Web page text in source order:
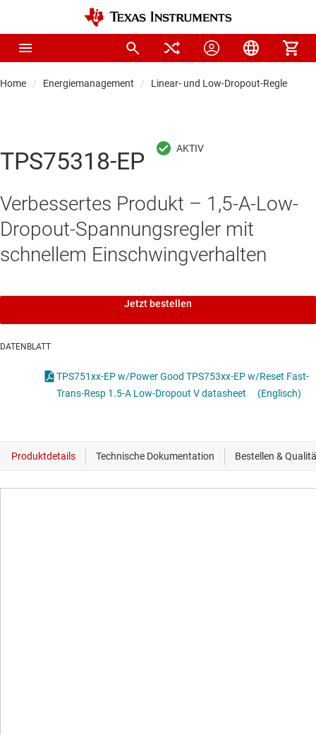
Home Energiemanagement Linear- und Low-Dropout-Regler
TPS75318-EP
Verbessertes Produkt – 1,5-A-Low-
Dropout-Spannungsregler mit
schnellem Einschwingverhalten
Jetzt bestellen
DATENBLATT
TPS751xx-EP w/Power Good TPS753xx-EP w/Reset Fast-
Trans-Resp 1.5-A Low-Dropout V datasheet
(Englisch)